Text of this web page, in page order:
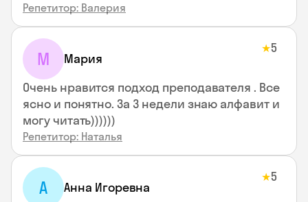
Репетитор: Валерия
М Мария
★5
Очень нравится подход преподавателя . Все
ясно и понятно. За 3 недели знаю алфавит и
могу читать))))))
Репетитор: Наталья
А Анна Игоревна
★5